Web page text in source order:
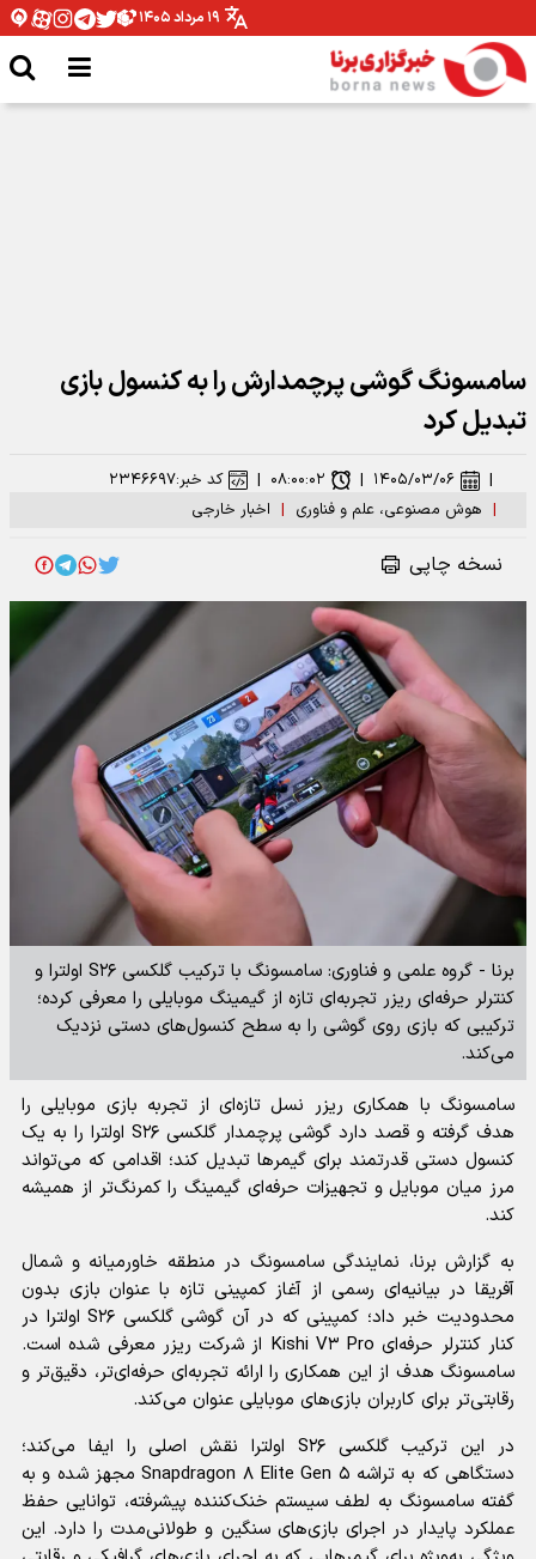
۱۹ مرداد ۱۴۰۵
سامسونگ گوشی پرچمدارش را به کنسول بازی
تبدیل کرد
| هوش مصنوعی، علم و فناوری | اخبار خارجی
| ۱۴۰۵/۰۳/۰۶ | ۰۸:۰۰:۰۲ | کد خبر:۲۳۴۶۶۹۷
نسخه چاپی
برنا - گروه علمی و فناوری: سامسونگ با ترکیب گلکسی S۲۶ اولترا و
کنترلر حرفه‌ای ریزر تجربه‌ای تازه از گیمینگ موبایلی را معرفی کرده؛
ترکیبی که بازی روی گوشی را به سطح کنسول‌های دستی نزدیک
می‌کند.
سامسونگ با همکاری ریزر نسل تازه‌ای از تجربه بازی موبایلی را
هدف گرفته و قصد دارد گوشی پرچمدار گلکسی S۲۶ اولترا را به یک
کنسول دستی قدرتمند برای گیمر‌ها تبدیل کند؛ اقدامی که می‌تواند
مرز میان موبایل و تجهیزات حرفه‌ای گیمینگ را کمرنگ‌تر از همیشه
کند.
به گزارش برنا، نمایندگی سامسونگ در منطقه خاورمیانه و شمال
آفریقا در بیانیه‌ای رسمی از آغاز کمپینی تازه با عنوان بازی بدون
محدودیت خبر داد؛ کمپینی که در آن گوشی گلکسی S۲۶ اولترا در
کنار کنترلر حرفه‌ای Kishi V۳ Pro از شرکت ریزر معرفی شده است.
سامسونگ هدف از این همکاری را ارائه تجربه‌ای حرفه‌ای‌تر، دقیق‌تر و
رقابتی‌تر برای کاربران بازی‌های موبایلی عنوان می‌کند.
در این ترکیب گلکسی S۲۶ اولترا نقش اصلی را ایفا می‌کند؛
دستگاهی که به تراشه Snapdragon ۸ Elite Gen ۵ مجهز شده و به
گفته سامسونگ به لطف سیستم خنک‌کننده پیشرفته، توانایی حفظ
عملکرد پایدار در اجرای بازی‌های سنگین و طولانی‌مدت را دارد. این